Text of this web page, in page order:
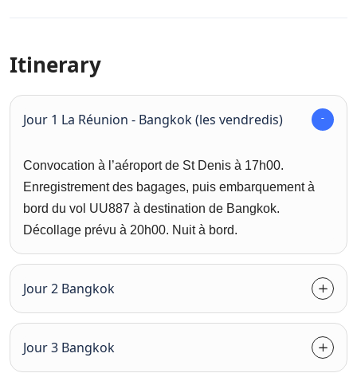
Itinerary
Jour 1 La Réunion - Bangkok (les vendredis)
Convocation à l’aéroport de St Denis à 17h00.
Enregistrement des bagages, puis embarquement à
bord du vol UU887 à destination de Bangkok.
Décollage prévu à 20h00. Nuit à bord.
Jour 2 Bangkok
Jour 3 Bangkok